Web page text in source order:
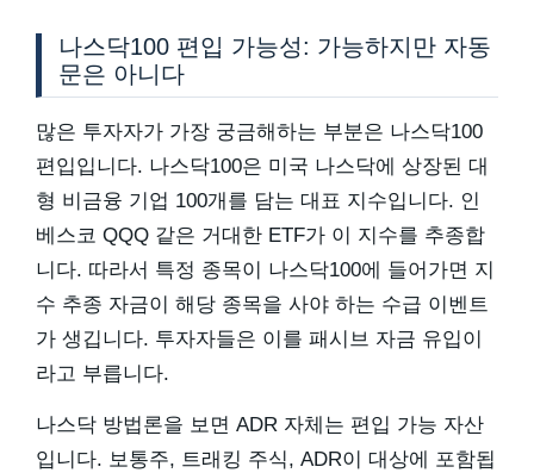
나스닥100 편입 가능성: 가능하지만 자동
문은 아니다
많은 투자자가 가장 궁금해하는 부분은 나스닥100
편입입니다. 나스닥100은 미국 나스닥에 상장된 대
형 비금융 기업 100개를 담는 대표 지수입니다. 인
베스코 QQQ 같은 거대한 ETF가 이 지수를 추종합
니다. 따라서 특정 종목이 나스닥100에 들어가면 지
수 추종 자금이 해당 종목을 사야 하는 수급 이벤트
가 생깁니다. 투자자들은 이를 패시브 자금 유입이
라고 부릅니다.
나스닥 방법론을 보면 ADR 자체는 편입 가능 자산
입니다. 보통주, 트래킹 주식, ADR이 대상에 포함됩